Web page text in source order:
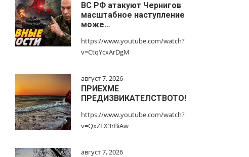
ВС РФ атакуют Чернигов
масштабное наступление
може…
https://www.youtube.com/watch?
v=CtqYcxArDgM
август 7, 2026
ПРИЕХМЕ
ПРЕДИЗВИКАТЕЛСТВОТО!
https://www.youtube.com/watch?
v=QxZLX3rBiAw
август 7, 2026